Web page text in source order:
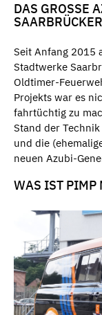
DAS GROSSE
AARBRÜCKER
Seit Anfang 2015
Stadtwerke
Oldtimer-
Projekts war es
fahrtüchtig zu
Stand der
und die
neuen Azubi-
WAS IST PIMP